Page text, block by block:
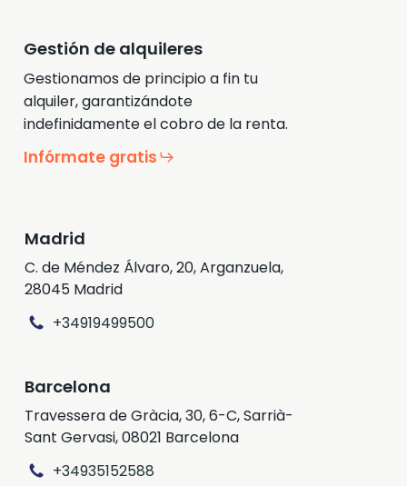
Gestión de alquileres
Gestionamos de principio a fin tu
alquiler, garantizándote
indefinidamente el cobro de la renta.
Infórmate gratis
Madrid
C. de Méndez Álvaro, 20, Arganzuela,
28045 Madrid
+34919499500
Barcelona
Travessera de Gràcia, 30, 6-C, Sarrià-
Sant Gervasi, 08021 Barcelona
+34935152588